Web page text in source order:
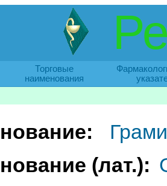
Торговые
наименования
(лат.):